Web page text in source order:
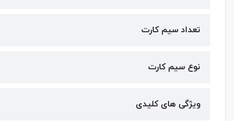
تعداد سیم کارت
نوع سیم کارت
ویژگی های کلیدی